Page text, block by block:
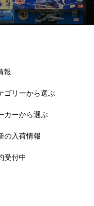
報
ゴリーから選ぶ
カーから選ぶ
の入荷情報
受付中